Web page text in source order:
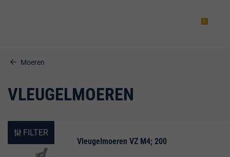
0
Moeren
VLEUGELMOEREN
FILTER
Vleugelmoeren VZ M4; 200